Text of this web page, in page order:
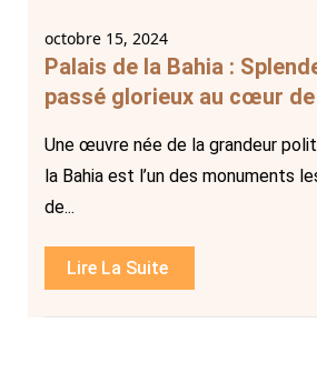
octobre 15, 2024
Palais de la Bahia :
passé glorieux au cœur
Une œuvre née de la grandeur
la Bahia est l’un des monuments
de...
Lire La Suite